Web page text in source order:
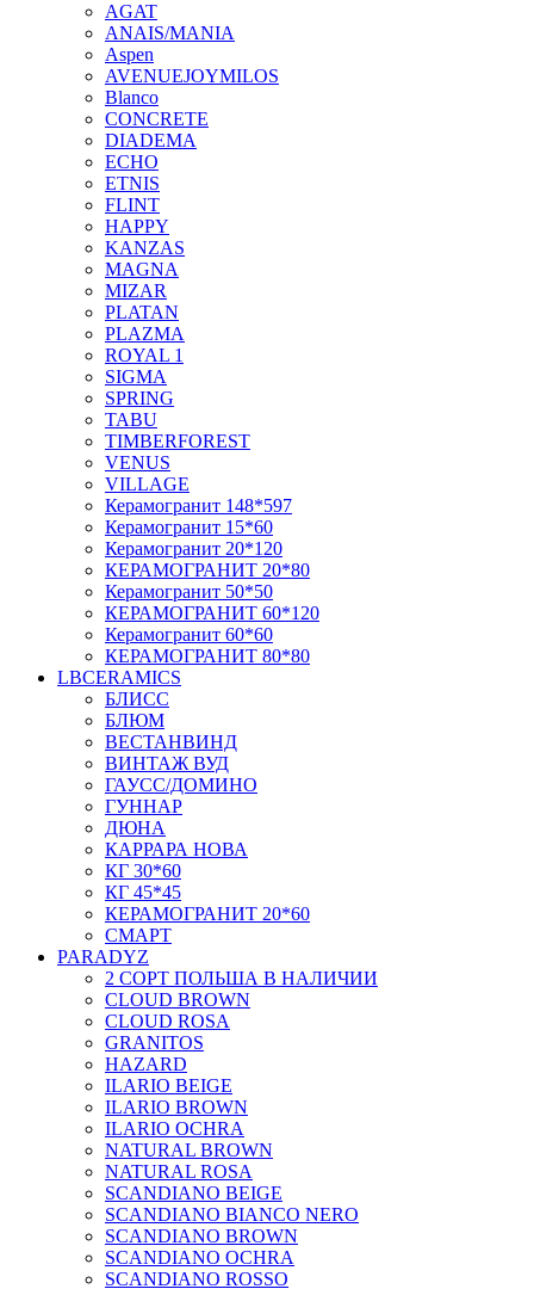
AGAT
ANAIS/MANIA
Aspen
AVENUEJOYMILOS
Blanco
CONCRETE
DIADEMA
ECHO
ETNIS
FLINT
HAPPY
KANZAS
MAGNA
MIZAR
PLATAN
PLAZMA
ROYAL 1
SIGMA
SPRING
TABU
TIMBERFOREST
VENUS
VILLAGE
Керамогранит 148*597
Керамогранит 15*60
Керамогранит 20*120
КЕРАМОГРАНИТ 20*80
Керамогранит 50*50
КЕРАМОГРАНИТ 60*120
Керамогранит 60*60
КЕРАМОГРАНИТ 80*80
LBCERAMICS
БЛИСС
БЛЮМ
ВЕСТАНВИНД
ВИНТАЖ ВУД
ГАУСС/ДОМИНО
ГУННАР
ДЮНА
КАРРАРА НОВА
КГ 30*60
КГ 45*45
КЕРАМОГРАНИТ 20*60
СМАРТ
PARADYZ
2 СОРТ ПОЛЬША В НАЛИЧИИ
CLOUD BROWN
CLOUD ROSA
GRANITOS
HAZARD
ILARIO BEIGE
ILARIO BROWN
ILARIO OCHRA
NATURAL BROWN
NATURAL ROSA
SCANDIANO BEIGE
SCANDIANO BIANCO NERO
SCANDIANO BROWN
SCANDIANO OCHRA
SCANDIANO ROSSO